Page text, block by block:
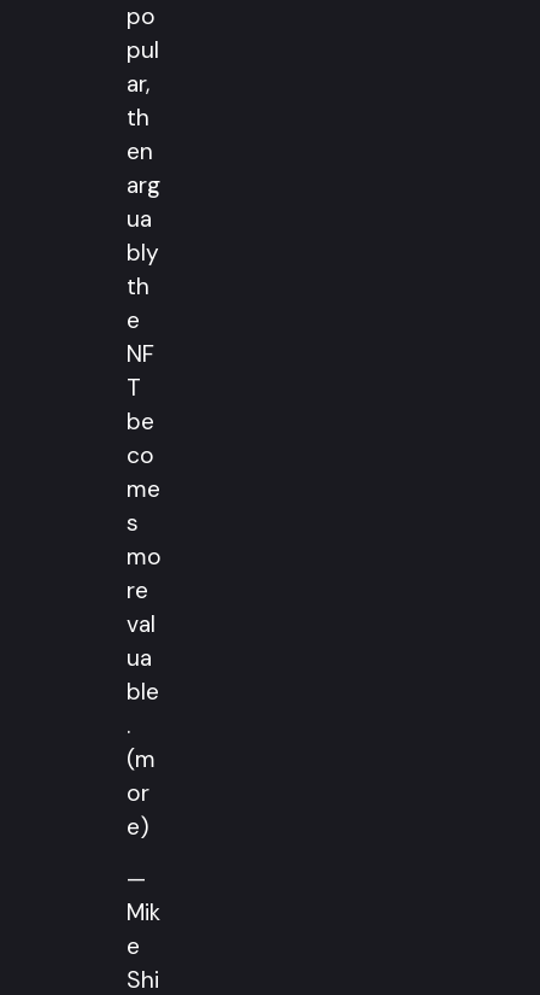
po
pul
ar,
th
en
arg
ua
bly
th
e
NF
T
be
co
me
s
mo
re
val
ua
ble
.
(m
or
e)
—
Mik
e
Shi